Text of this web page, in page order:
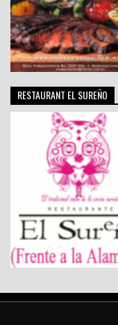
RESTAURANT EL SUREÑO